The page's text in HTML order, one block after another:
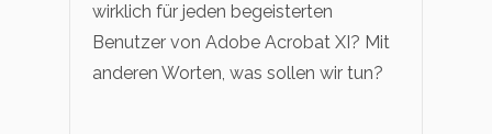
wirklich für jeden begeisterten
Benutzer von Adobe Acrobat XI? Mit
anderen Worten, was sollen wir tun?